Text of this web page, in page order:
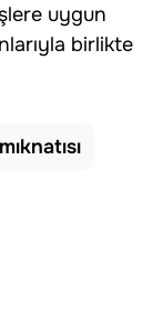
uygun
birlikte